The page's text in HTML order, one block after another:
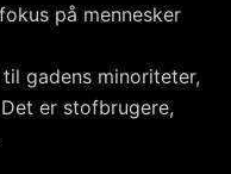
på mennesker
gadens minoriteter,
er stofbrugere,